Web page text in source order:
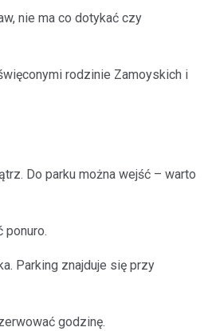
nie ma co dotykać czy
rodzinie Zamoyskich i
Do parku można wejść – warto
ponuro.
Parking znajduje się przy
godzinę.